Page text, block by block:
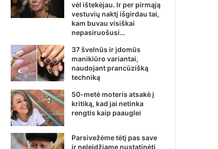
vėl ištekėjau. Ir per pirmąją
vestuvių naktį išgirdau tai,
kam buvau visiškai
nepasiruošusi…
37 švelnūs ir įdomūs
manikiūro variantai,
naudojant prancūzišką
techniką
50-metė moteris atsakė į
kritiką, kad jai netinka
rengtis kaip paauglei
Parsivežėme tėtį pas save
ir neleidžiame nustatinėti